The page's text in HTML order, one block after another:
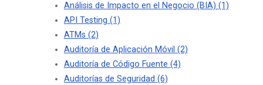
Análisis de Impacto en el Negocio (BIA) (1)
API Testing (1)
ATMs (2)
Auditoría de Aplicación Móvil (2)
Auditoría de Código Fuente (4)
Auditorías de Seguridad (6)